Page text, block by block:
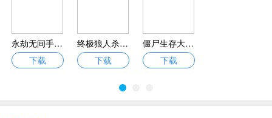
永劫无间手游破解Ban 永劫无间手游无限资源版
下载
终极狼人杀派对免费下载-终极狼人杀派对游戏下载v1.0 安卓版
下载
僵尸生存大战内置作弊菜单中文版下载_僵尸生存大战内置修改器mod下载v1.0.8.8
下载